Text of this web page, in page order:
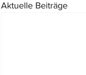
Aktuelle Beiträge